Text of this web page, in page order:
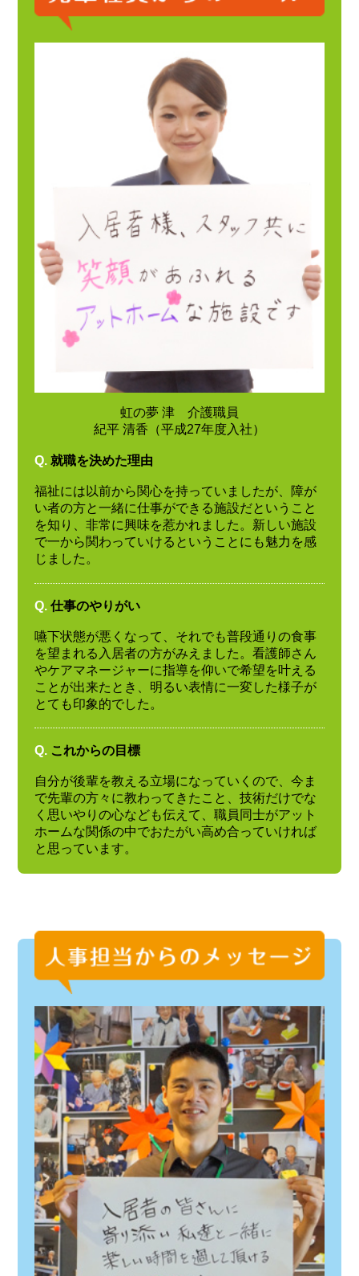
虹の夢 津 介護職員
紀平 清香（平成27年度入社）
Q. 就職を決めた理由
福祉には以前から関心を持っていましたが、障が
い者の方と一緒に仕事ができる施設だということ
を知り、非常に興味を惹かれました。新しい施設
で一から関わっていけるということにも魅力を感
じました。
Q. 仕事のやりがい
嚥下状態が悪くなって、それでも普段通りの食事
を望まれる入居者の方がみえました。看護師さん
やケアマネージャーに指導を仰いで希望を叶える
ことが出来たとき、明るい表情に一変した様子が
とても印象的でした。
Q. これからの目標
自分が後輩を教える立場になっていくので、今ま
で先輩の方々に教わってきたこと、技術だけでな
く思いやりの心なども伝えて、職員同士がアット
ホームな関係の中でおたがい高め合っていければ
と思っています。